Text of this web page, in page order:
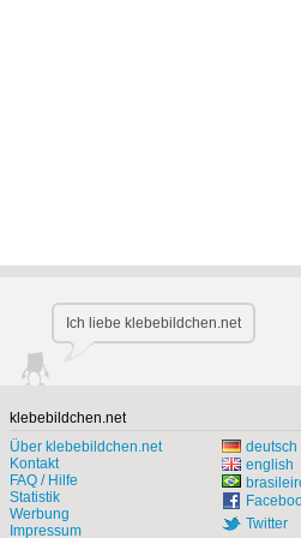
Ich liebe klebebildchen.net
klebebildchen.net
Über klebebildchen.net
Kontakt
FAQ / Hilfe
Statistik
Werbung
Impressum
deutsch
english
Twitter